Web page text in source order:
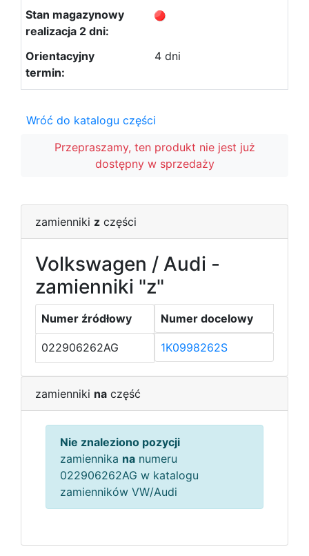
4 dni
Wróć do katalogu części
Przepraszamy, ten produkt nie jest już
dostępny w sprzedaży
zamienniki z części
Volkswagen / Audi -
zamienniki "z"
Numer źródłowy Numer docelowy
022906262AG 1K0998262S
zamienniki na część
Nie znaleziono pozycji
zamiennika na numeru
022906262AG w katalogu
zamienników VW/Audi